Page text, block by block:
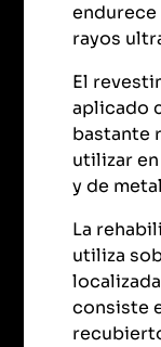
rayos
El
aplicado
bastante
utilizar
y de
La
utiliza
consiste